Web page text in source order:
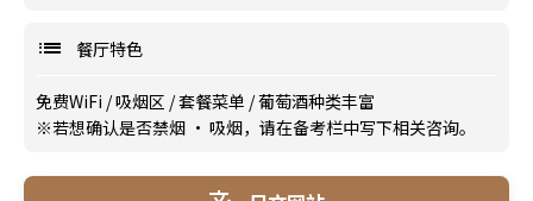
餐厅特色
免费WiFi /吸烟区 /套餐菜单 /葡萄酒种类丰富
※若想确认是否禁烟 · 吸烟，请在备考栏中写下相关咨询。